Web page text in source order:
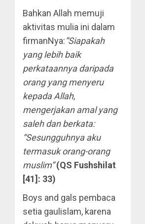
Bahkan Allah memuji
aktivitas mulia ini dalam
firmanNya:”Siapakah
yang lebih baik
perkataannya daripada
orang yang menyeru
kepada Allah,
mengerjakan amal yang
saleh dan berkata:
“Sesungguhnya aku
termasuk orang-orang
muslim”(QS Fushshilat
[41]: 33)
Boys and gals pembaca
setia gaulislam, karena